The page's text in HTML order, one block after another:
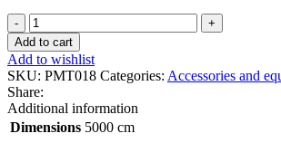
Blue
018
Ribbon
for
Balloons
5mm,
500
m
Add to cart
Add to wishlist
SKU: PMT018 Categories: Accessories and
Share:
Additional information
Dimensions 5000 cm